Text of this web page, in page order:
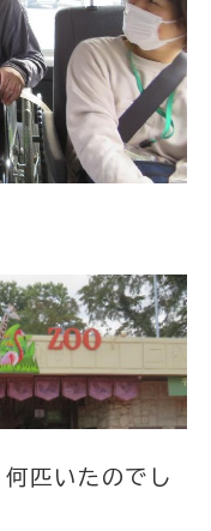
匹いたのでし